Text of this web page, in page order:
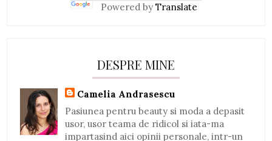
Powered by Translate
DESPRE MINE
Camelia Andrasescu
Pasiunea pentru beauty si moda a depasit
usor, usor teama de ridicol si iata-ma
impartasind aici opinii personale, intr-un